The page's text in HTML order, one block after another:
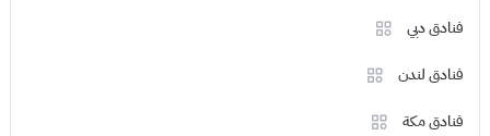
فنادق دبي
فنادق لندن
فنادق مكة